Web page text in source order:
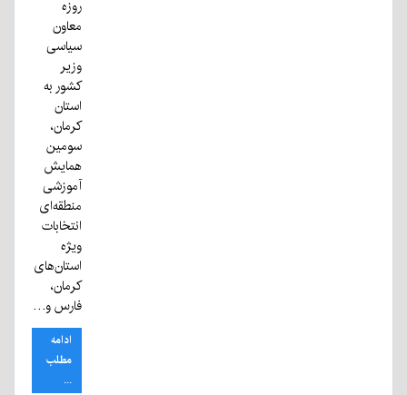
روزه
معاون
سیاسی
وزیر
کشور به
استان
کرمان،
سومین
همایش
آموزشی
منطقه‌ای
انتخابات
ویژه
استان‌های
کرمان،
فارس و…
ادامه
مطلب
...